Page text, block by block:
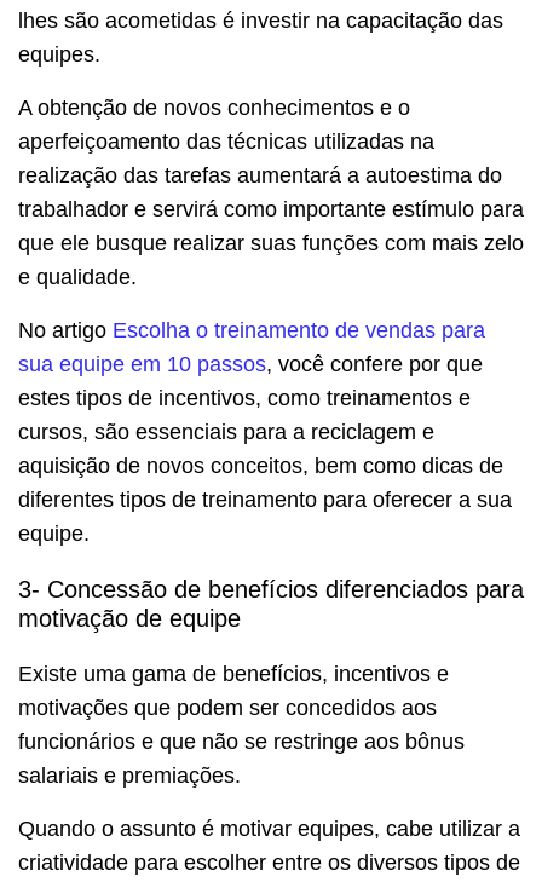
lhes são acometidas é investir na capacitação das
equipes.
A obtenção de novos conhecimentos e o
aperfeiçoamento das técnicas utilizadas na
realização das tarefas aumentará a autoestima do
trabalhador e servirá como importante estímulo para
que ele busque realizar suas funções com mais zelo
e qualidade.
No artigo Escolha o treinamento de vendas para
sua equipe em 10 passos, você confere por que
estes tipos de incentivos, como treinamentos e
cursos, são essenciais para a reciclagem e
aquisição de novos conceitos, bem como dicas de
diferentes tipos de treinamento para oferecer a sua
equipe.
3- Concessão de benefícios diferenciados para
motivação de equipe
Existe uma gama de benefícios, incentivos e
motivações que podem ser concedidos aos
funcionários e que não se restringe aos bônus
salariais e premiações.
Quando o assunto é motivar equipes, cabe utilizar a
criatividade para escolher entre os diversos tipos de